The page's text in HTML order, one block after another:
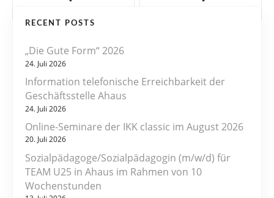
RECENT POSTS
„Die Gute Form“ 2026
24. Juli 2026
Information telefonische Erreichbarkeit der
Geschäftsstelle Ahaus
24. Juli 2026
Online-Seminare der IKK classic im August 2026
20. Juli 2026
Sozialpädagoge/Sozialpädagogin (m/w/d) für
TEAM U25 in Ahaus im Rahmen von 10
Wochenstunden